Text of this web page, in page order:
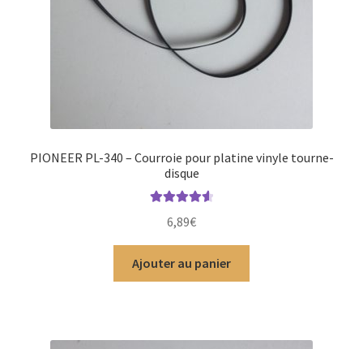
PIONEER PL-340 – Courroie pour platine vinyle tourne-
disque
sur 5
6,89€
Ajouter au panier